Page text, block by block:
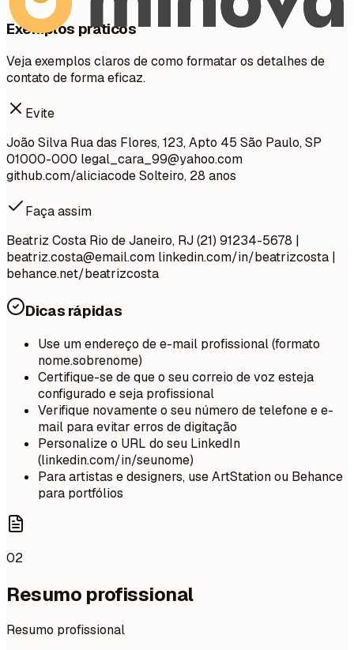
Exemplos práticos
Veja exemplos claros de como formatar os detalhes de
contato de forma eficaz.
Evite
João Silva Rua das Flores, 123, Apto 45 São Paulo, SP
01000-000 legal_cara_99@yahoo.com
github.com/aliciacode Solteiro, 28 anos
Faça assim
Beatriz Costa Rio de Janeiro, RJ (21) 91234-5678 |
beatriz.costa@email.com linkedin.com/in/beatrizcosta |
behance.net/beatrizcosta
Dicas rápidas
Use um endereço de e-mail profissional (formato
nome.sobrenome)
Certifique-se de que o seu correio de voz esteja
configurado e seja profissional
Verifique novamente o seu número de telefone e e-
mail para evitar erros de digitação
Personalize o URL do seu LinkedIn
(linkedin.com/in/seunome)
Para artistas e designers, use ArtStation ou Behance
para portfólios
02
Resumo profissional
Resumo profissional